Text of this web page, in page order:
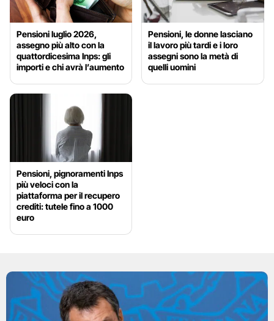
Pensioni luglio 2026,
assegno più alto con la
quattordicesima Inps: gli
importi e chi avrà l’aumento
Pensioni, le donne lasciano
il lavoro più tardi e i loro
assegni sono la metà di
quelli uomini
Pensioni, pignoramenti Inps
più veloci con la
piattaforma per il recupero
crediti: tutele fino a 1000
euro